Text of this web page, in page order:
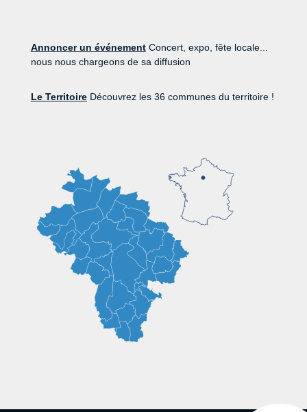
Annoncer un événementConcert, expo, fête locale...
nous nous chargeons de sa diffusion
Le TerritoireDécouvrez les 36 communes du territoire !